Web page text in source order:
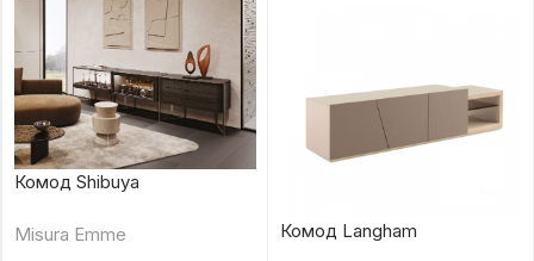
Комод Shibuya
Misura Emme Комод Langham